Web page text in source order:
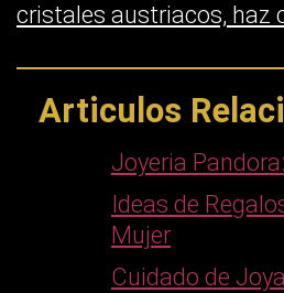
cristales austriacos, haz
Articulos
Joyeria
Ideas de
Mujer
Cuidado de